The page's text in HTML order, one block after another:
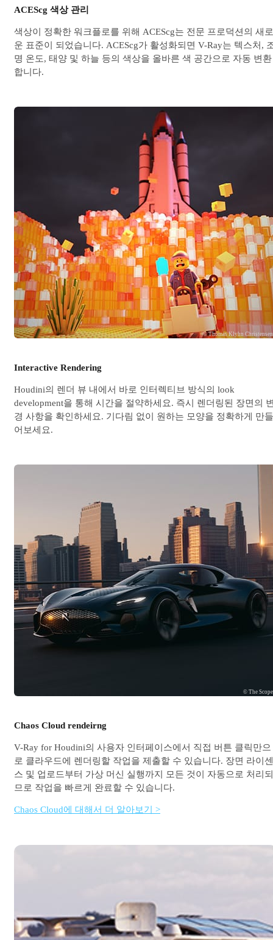
ACEScg 색상 관리
색상이 정확한 워크플로를 위해 ACEScg는 전문 프로덕션의 새로
운 표준이 되었습니다. ACEScg가 활성화되면 V-Ray는 텍스처,
명 온도, 태양 및 하늘 등의 색상을 올바른 색 공간으로 자동 변환
합니다.
© Thomas Klyhn Christensen
Interactive Rendering
Houdini의 렌더 뷰 내에서 바로 인터렉티브 방식의 look
development을 통해 시간을 절약하세요. 즉시 렌더링된 장면의
경 사항을 확인하세요. 기다림 없이 원하는 모양을 정확하게 만들
어보세요.
© The Scope
Chaos Cloud rendeirng
V-Ray for Houdini의 사용자 인터페이스에서 직접 버튼 클릭만으
로 클라우드에 렌더링할 작업을 제출할 수 있습니다. 장면 라이센
스 및 업로드부터 가상 머신 실행까지 모든 것이 자동으로 처리되
므로 작업을 빠르게 완료할 수 있습니다.
Chaos Cloud에 대해서 더 알아보기 >